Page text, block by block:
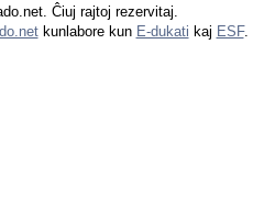
Ĉiuj rajtoj rezervitaj.
kunlabore kun E-dukati kaj ESF.